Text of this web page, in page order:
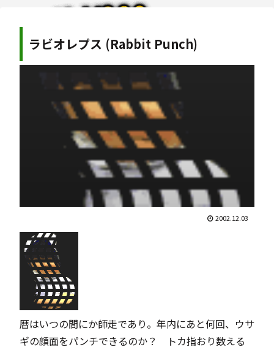
ラビオレプス (Rabbit Punch)
2002.12.03
暦はいつの間にか師走であり。年内にあと何回、ウサ
ギの顔面をパンチできるのか？ トカ指おり数える